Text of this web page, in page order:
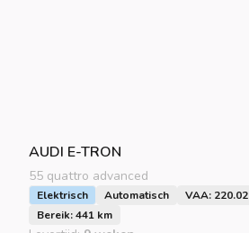
AUDI E-TRON
55 quattro advanced
Elektrisch Automatisch VAA: 220.02
Bereik: 441 km